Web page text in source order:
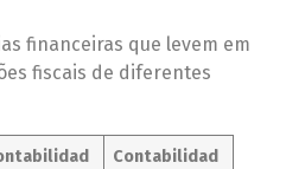
financeiras que levem em
fiscais de diferentes
Contabilidad